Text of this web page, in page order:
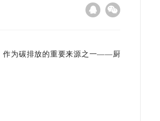
作为碳排放的重要来源之一——厨